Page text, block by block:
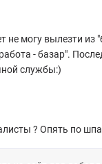
не могу вылезти из
- базар".
службы:)
? Опять по